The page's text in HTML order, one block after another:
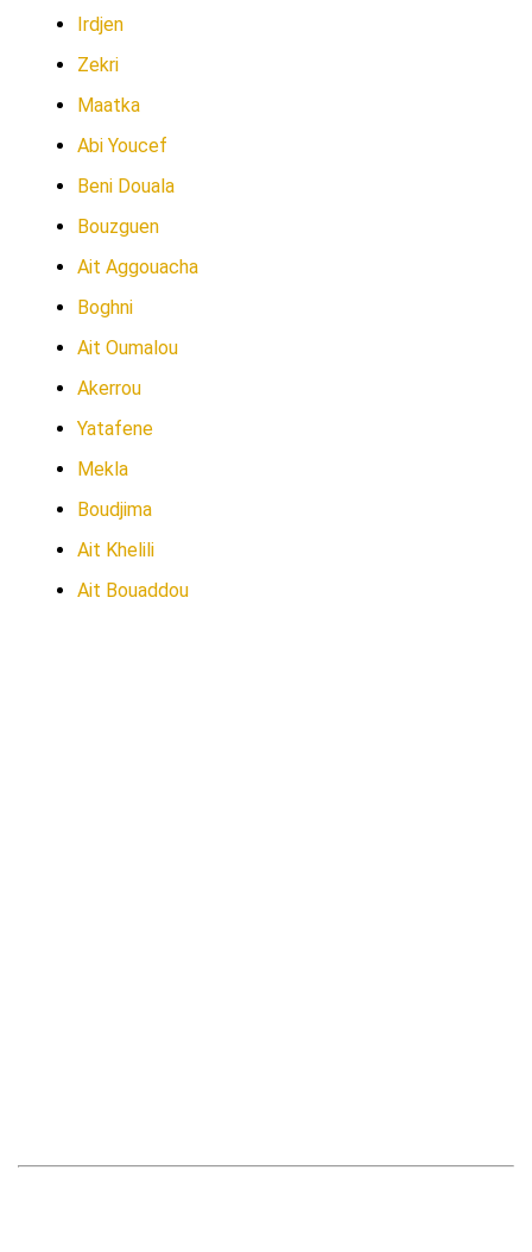
Irdjen
Zekri
Maatka
Abi Youcef
Beni Douala
Bouzguen
Ait Aggouacha
Boghni
Ait Oumalou
Akerrou
Yatafene
Mekla
Boudjima
Ait Khelili
Ait Bouaddou